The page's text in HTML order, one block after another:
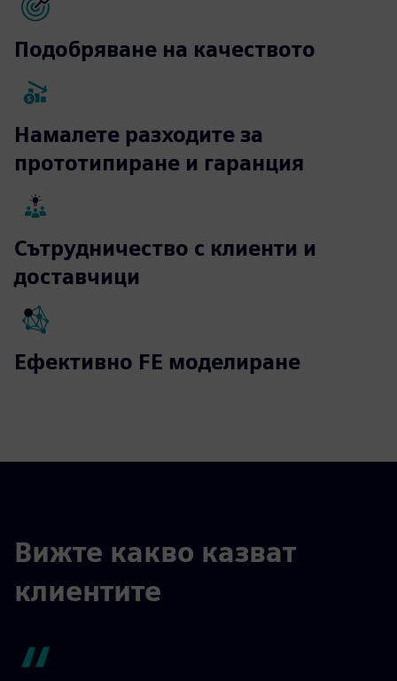
Подобряване на качеството
Намалете разходите за
прототипиране и гаранция
Сътрудничество с клиенти и
доставчици
Ефективно FE моделиране
Вижте какво казват
клиентите